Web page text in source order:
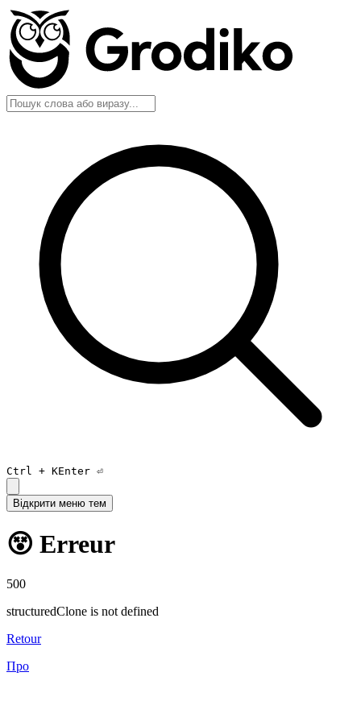
Ctrl + KEnter ⏎
Відкрити меню тем
😵 Erreur
500
structuredClone is not defined
Retour
Про